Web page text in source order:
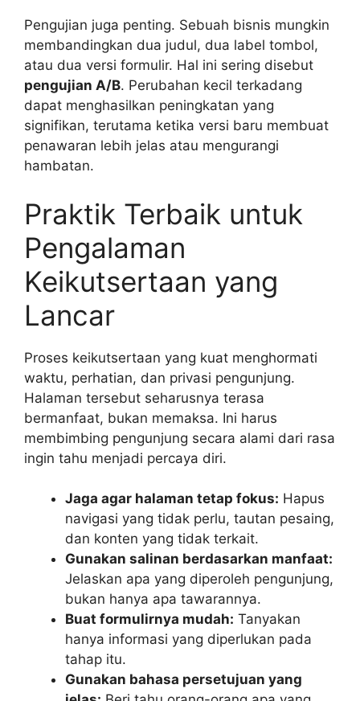
Pengujian juga penting. Sebuah bisnis mungkin
membandingkan dua judul, dua label tombol,
atau dua versi formulir. Hal ini sering disebut
pengujian A/B. Perubahan kecil terkadang
dapat menghasilkan peningkatan yang
signifikan, terutama ketika versi baru membuat
penawaran lebih jelas atau mengurangi
hambatan.
Praktik Terbaik untuk
Pengalaman
Keikutsertaan yang
Lancar
Proses keikutsertaan yang kuat menghormati
waktu, perhatian, dan privasi pengunjung.
Halaman tersebut seharusnya terasa
bermanfaat, bukan memaksa. Ini harus
membimbing pengunjung secara alami dari rasa
ingin tahu menjadi percaya diri.
Jaga agar halaman tetap fokus: Hapus
navigasi yang tidak perlu, tautan pesaing,
dan konten yang tidak terkait.
Gunakan salinan berdasarkan manfaat:
Jelaskan apa yang diperoleh pengunjung,
bukan hanya apa tawarannya.
Buat formulirnya mudah: Tanyakan
hanya informasi yang diperlukan pada
tahap itu.
Gunakan bahasa persetujuan yang